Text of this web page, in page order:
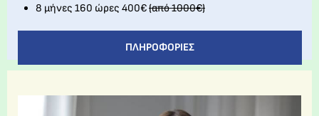
8 μήνες 160 ώρες 400€(από 1000€)
ΠΛΗΡΟΦΟΡΊΕΣ